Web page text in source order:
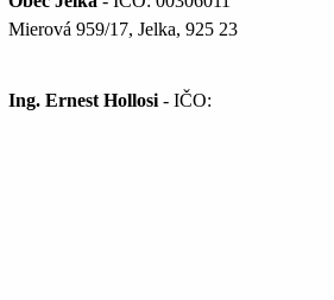
Mierová 959/17, Jelka, 925 23
Ing. Ernest Hollosi - IČO: